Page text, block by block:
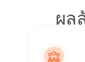
ผล